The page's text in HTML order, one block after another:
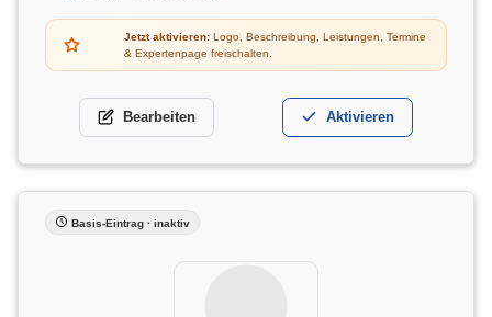
Jetzt aktivieren: Logo, Beschreibung, Leistungen, Termine
& Expertenpage freischalten.
Bearbeiten Aktivieren
Basis-Eintrag · inaktiv